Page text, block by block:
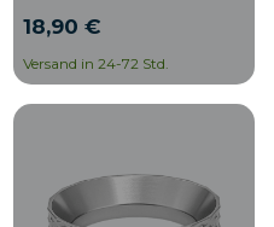
18,90 €
Versand in 24-72 Std.